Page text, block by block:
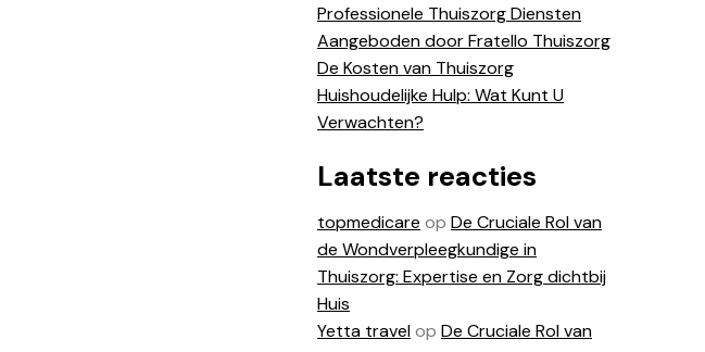
Professionele Thuiszorg Diensten
Aangeboden door Fratello Thuiszorg
De Kosten van Thuiszorg
Huishoudelijke Hulp: Wat Kunt U
Verwachten?
Laatste reacties
topmedicare op De Cruciale Rol van
de Wondverpleegkundige in
Thuiszorg: Expertise en Zorg dichtbij
Huis
Yetta travelop De Cruciale Rol van